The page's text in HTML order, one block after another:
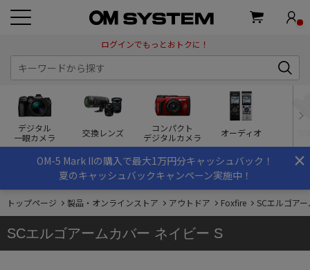
ログインでもっとおトクに！
デジタル
一眼カメラ
交換レンズ
コンパクト
デジタルカメラ
オーディオ
×
OM-5 Mark IIの購入で最大1万円分キャッシュバック！
夏のキャッシュバックキャンペーン実施中！
トップページ 製品・オンラインストア アウトドア Foxfire SCエルゴア
SCエルゴアームカバー ネイビー S